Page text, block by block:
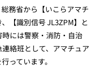
務省から【いこらアマチ
【識別信号 JL3ZPM】と
には警察・消防・自治
絡班として、アマチュア
っています。